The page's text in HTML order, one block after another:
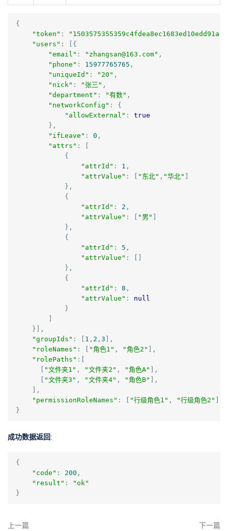
{
"token" : "1503575355359c4fdea8ec1683ed10edd91ae"
"users" :
[{
"email" : "zhangsan@163.com" ,
"phone" : 15977765765 ,
"uniqueId" : "20" ,
"nick" : "张三" ,
"department" : "有数" ,
"networkConfig" :
{
"allowExternal" :
true
},
"ifLeave" : 0 ,
"attrs" :
{
"attrId" : 1 ,
"attrValue" : "东北" , "华北"
},
{
"attrId" : 2 ,
"attrValue" : "男"
},
{
"attrId" : 5 ,
"attrValue" :
},
{
"attrId" : 8 ,
"attrValue" :
null
}
}],
"groupIds" : 1 , 2 , 3 ],
"roleNames" : "角色1" , "角色2"
],
"rolePaths" :[
"文件夹1" , "文件夹2" , "角色A"
],
"文件夹3" , "文件夹4" , "角色B"
],
],
"permissionRoleNames" : "行级角色1" , "行级角色2"
}
成功数据返回:
{
"code" : 200 ,
"result" :
"ok"
}
上一篇 下一篇